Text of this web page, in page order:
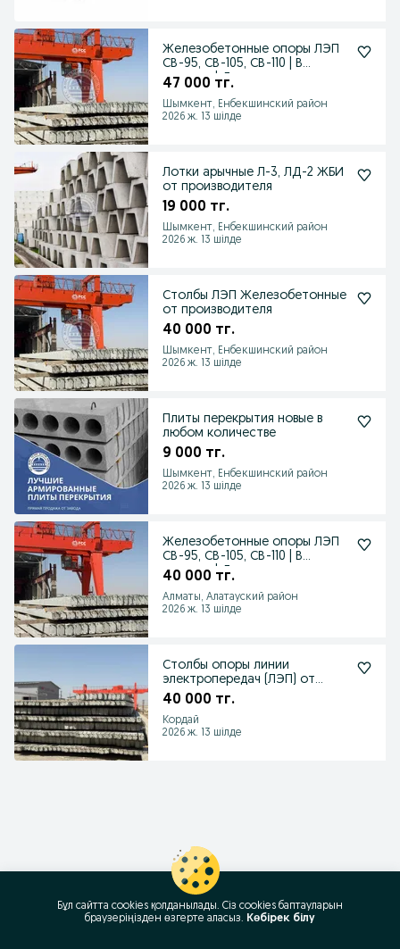
Железобетонные опоры ЛЭП
СВ-95, СВ-105, СВ-110 | В
наличии | Доставка
47 000 тг.
Шымкент, Енбекшинский район
2026 ж. 13 шілде
Лотки арычные Л-3, ЛД-2 ЖБИ
от производителя
19 000 тг.
Шымкент, Енбекшинский район
2026 ж. 13 шілде
Столбы ЛЭП Железобетонные
от производителя
40 000 тг.
Шымкент, Енбекшинский район
2026 ж. 13 шілде
Плиты перекрытия новые в
любом количестве
9 000 тг.
Шымкент, Енбекшинский район
2026 ж. 13 шілде
Железобетонные опоры ЛЭП
СВ-95, СВ-105, СВ-110 | В
наличии | Доставка
40 000 тг.
Алматы, Алатауский район
2026 ж. 13 шілде
Столбы опоры линии
электропередач (ЛЭП) от
производителя
40 000 тг.
Кордай
2026 ж. 13 шілде
Бұл сайтта cookies қолданылады. Сіз cookies баптауларын
браузеріңізден өзгерте аласыз. Көбірек білу